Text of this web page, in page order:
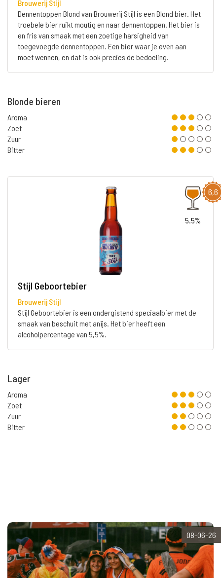
Brouwerij Stijl
Dennentoppen Blond van Brouwerij Stijl is een Blond bier. Het
troebele bier ruikt moutig en naar dennentoppen. Het bier is
en fris van smaak met een zoetige harsigheid van
toegevoegde dennentoppen. Een bier waar je even aan
moet wennen, en dat is ook precies de bedoeling.
Blonde bieren
Aroma
Zoet
Zuur
Bitter
6,6
5.5%
Stijl Geboortebier
Brouwerij Stijl
Stijl Geboortebier is een ondergistend speciaalbier met de
smaak van beschuit met anijs. Het bier heeft een
alcoholpercentage van 5,5%.
Lager
Aroma
Zoet
Zuur
Bitter
08-06-26